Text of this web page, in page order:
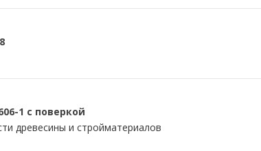
1 с поверкой
древесины и стройматериалов